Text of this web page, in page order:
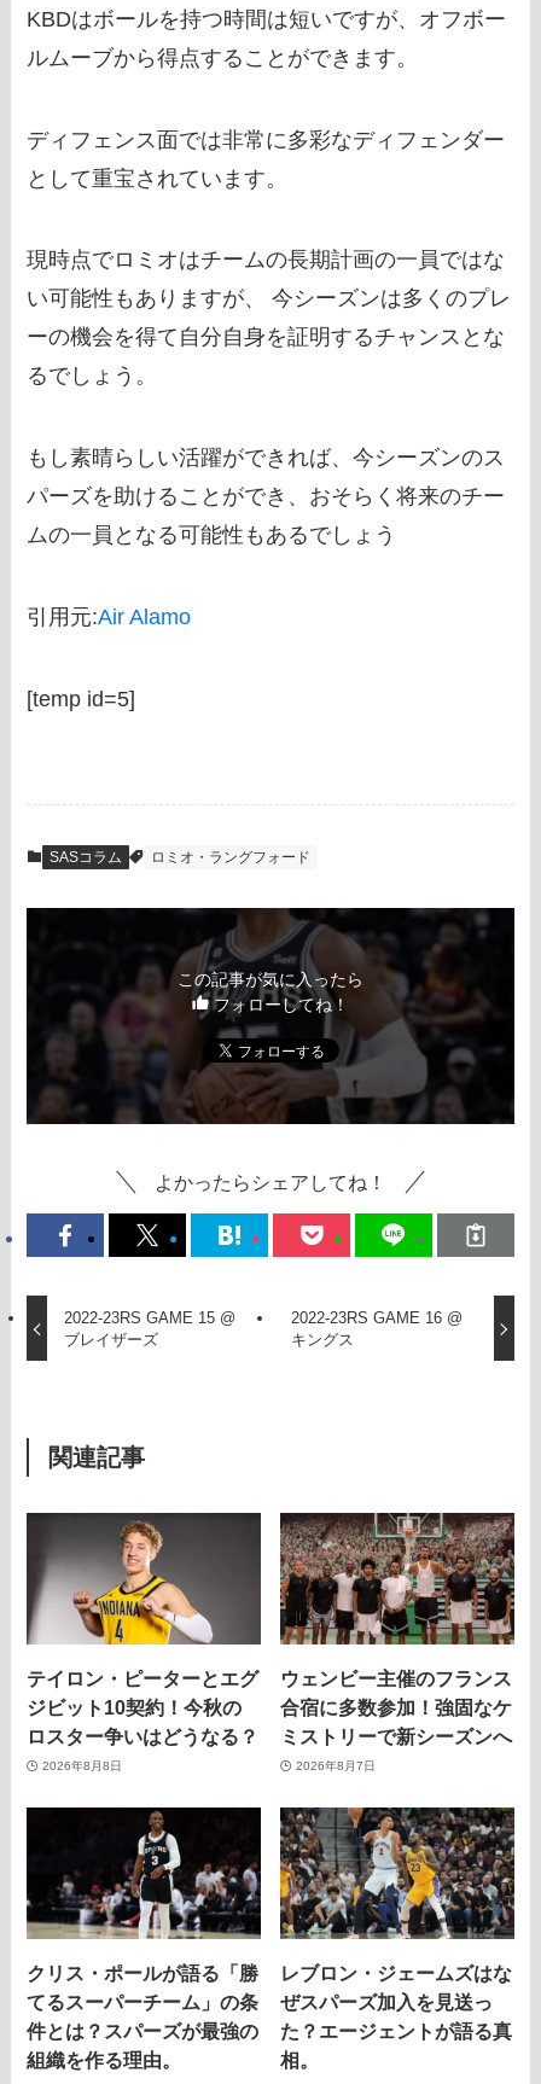
KBDはボールを持つ時間は短いですが、オフボー
ルムーブから得点することができます。
ディフェンス面では非常に多彩なディフェンダー
として重宝されています。
現時点でロミオはチームの長期計画の一員ではな
い可能性もありますが、 今シーズンは多くのプレ
ーの機会を得て自分自身を証明するチャンスとな
るでしょう。
もし素晴らしい活躍ができれば、今シーズンのス
パーズを助けることができ、おそらく将来のチー
ムの一員となる可能性もあるでしょう
引用元:Air Alamo
[temp id=5]
SASコラム ロミオ・ラングフォード
この記事が気に入ったら
フォローしてね！
よかったらシェアしてね！
2022-23RS GAME 15 @
ブレイザーズ
2022-23RS GAME 16 @
キングス
関連記事
テイロン・ピーターとエグ
ジビット10契約！今秋の
ロスター争いはどうなる？
2026年8月8日
ウェンビー主催のフランス
合宿に多数参加！強固なケ
ミストリーで新シーズンへ
2026年8月7日
クリス・ポールが語る「勝
てるスーパーチーム」の条
件とは？スパーズが最強の
組織を作る理由。
レブロン・ジェームズはな
ぜスパーズ加入を見送っ
た？エージェントが語る真
相。